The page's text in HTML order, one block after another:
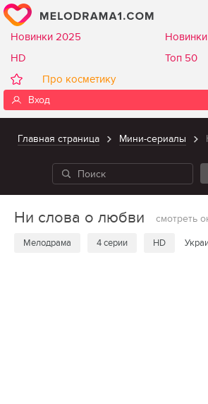
Новинки 2025
HD
Топ 50
Про косметику
Вход
Главная страница Мини-сериалы
Ни слова о любви смотреть
Мелодрама 4 серии HD